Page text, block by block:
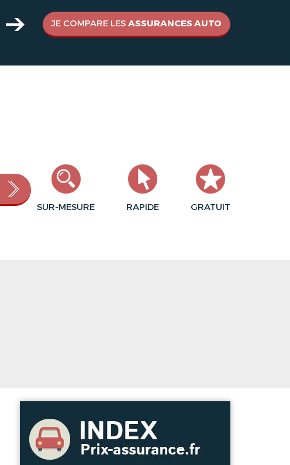
JE COMPARE LES ASSURANCES AUTO
SUR-MESURE RAPIDE GRATUIT